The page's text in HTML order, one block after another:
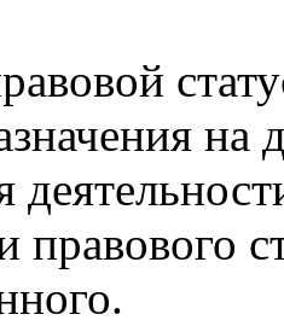
на
правового